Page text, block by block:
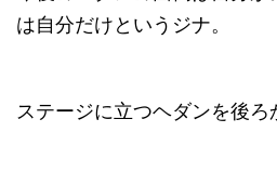
は自分だけというジナ。
ステージに立つヘダンを後ろ